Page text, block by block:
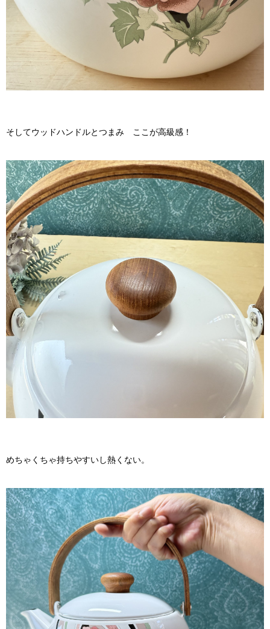
そしてウッドハンドルとつまみ ここが高級感！
めちゃくちゃ持ちやすいし熱くない。